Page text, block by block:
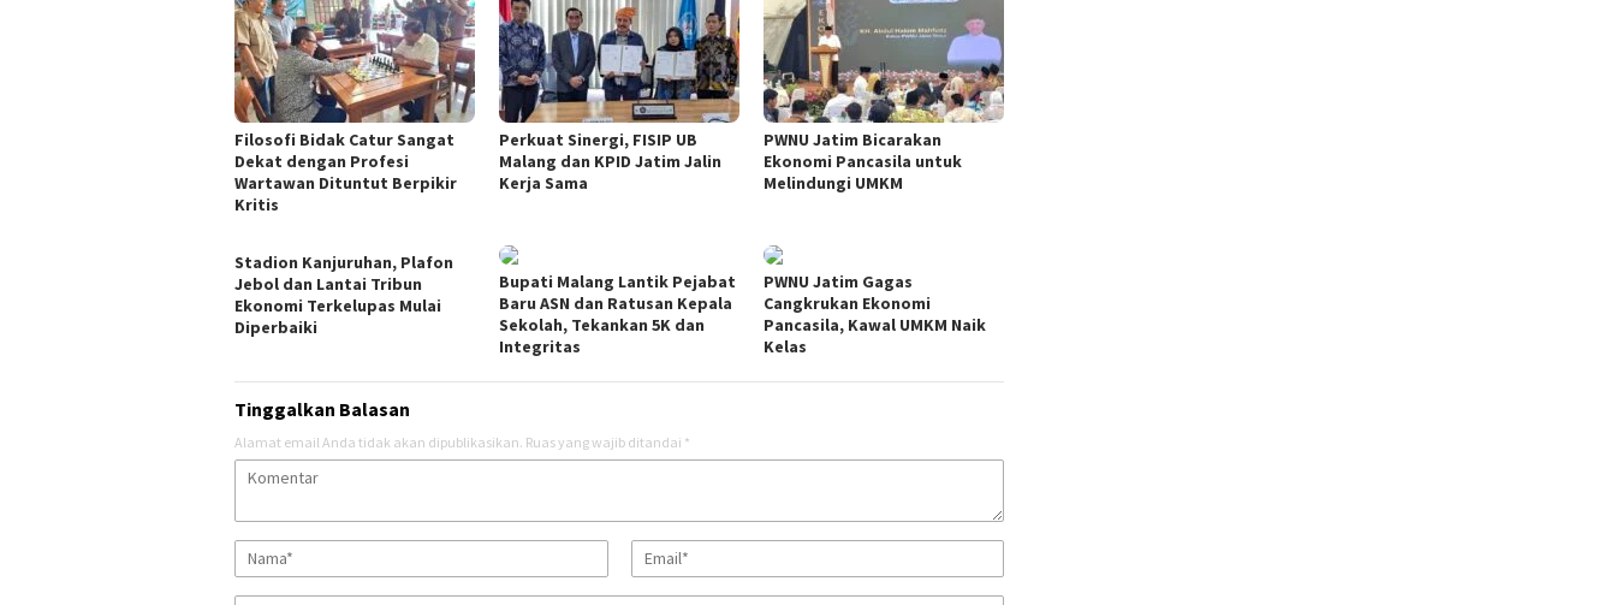
Filosofi Bidak Catur Sangat
Dekat dengan Profesi
Wartawan Dituntut Berpikir
Kritis
Perkuat Sinergi, FISIP UB
Malang dan KPID Jatim Jalin
Kerja Sama
PWNU Jatim Bicarakan
Ekonomi Pancasila untuk
Melindungi UMKM
Stadion Kanjuruhan, Plafon
Jebol dan Lantai Tribun
Ekonomi Terkelupas Mulai
Diperbaiki
Bupati Malang Lantik Pejabat
Baru ASN dan Ratusan Kepala
Sekolah, Tekankan 5K dan
Integritas
PWNU Jatim Gagas
Cangkrukan Ekonomi
Pancasila, Kawal UMKM Naik
Kelas
Tinggalkan Balasan
Alamat email Anda tidak akan dipublikasikan. Ruas yang wajib ditandai *